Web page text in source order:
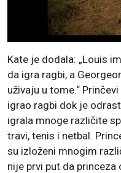
Kate je dodala: „Louis
da igra ragbi, a
uživaju u tome.“
igrao ragbi dok je
igrala mnoge različite
travi, tenis i netbal.
su izloženi mnogim
nije prvi put da